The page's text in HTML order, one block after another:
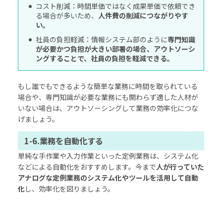
コスト削減：時間単価ではなく成果単価で依頼でき
る場合が多いため、 人件費の削減につながりやす
い。
社員の負担軽減：情報システム部のように専門知識
が必要かつ負担が大きい部署の場合、アウトソーシ
ングすることで、社員の負担を軽減できる。
もし誰でもできるような簡単な業務に時間を取られている
場合や、専門知識が必要な業務にも関わらず適した人材が
いない場合は、アウトソーシングして業務の効率化につな
げましょう。
1-6.業務を自動化する
単純な手作業や入力作業といった定例業務は、システム化
などによる自動化をおすすめします。今まで人が行っていた
アナログな定例業務のシステム化やツールを活用して自動
化し、効率化を図りましょう。